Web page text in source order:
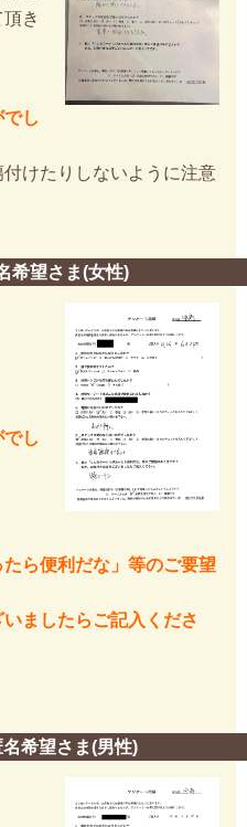
き
し
けたりしないように注意
望さま(女性)
し
ら便利だな」等のご要望
ましたらご記入くださ
希望さま(男性)